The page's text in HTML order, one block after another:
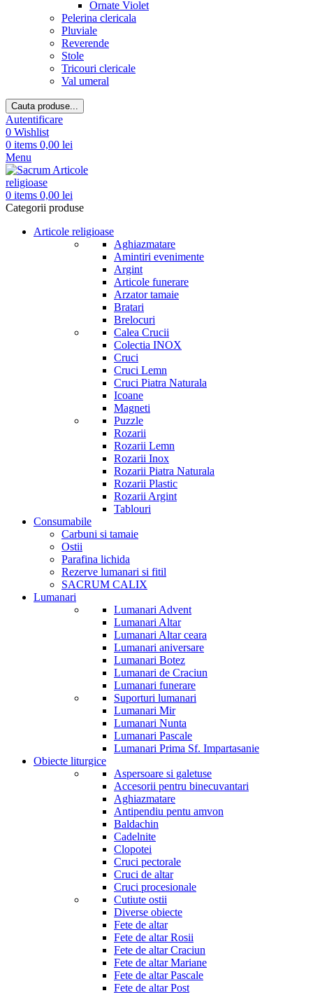
Ornate Violet
Pelerina clericala
Pluviale
Reverende
Stole
Tricouri clericale
Val umeral
Cauta produse...
Autentificare
0 Wishlist
0 items 0,00 lei
Menu
0 items 0,00 lei
Categorii produse
Articole religioase
Aghiazmatare
Amintiri evenimente
Argint
Articole funerare
Arzator tamaie
Bratari
Brelocuri
Calea Crucii
Colectia INOX
Cruci
Cruci Lemn
Cruci Piatra Naturala
Icoane
Magneti
Puzzle
Rozarii
Rozarii Lemn
Rozarii Inox
Rozarii Piatra Naturala
Rozarii Plastic
Rozarii Argint
Tablouri
Consumabile
Carbuni si tamaie
Ostii
Parafina lichida
Rezerve lumanari si fitil
SACRUM CALIX
Lumanari
Lumanari Advent
Lumanari Altar
Lumanari Altar ceara
Lumanari aniversare
Lumanari Botez
Lumanari de Craciun
Lumanari funerare
Suporturi lumanari
Lumanari Mir
Lumanari Nunta
Lumanari Pascale
Lumanari Prima Sf. Impartasanie
Obiecte liturgice
Aspersoare si galetuse
Accesorii pentru binecuvantari
Aghiazmatare
Antipendiu pentu amvon
Baldachin
Cadelnite
Clopotei
Cruci pectorale
Cruci de altar
Cruci procesionale
Cutiute ostii
Diverse obiecte
Fete de altar
Fete de altar Rosii
Fete de altar Craciun
Fete de altar Mariane
Fete de altar Pascale
Fete de altar Post